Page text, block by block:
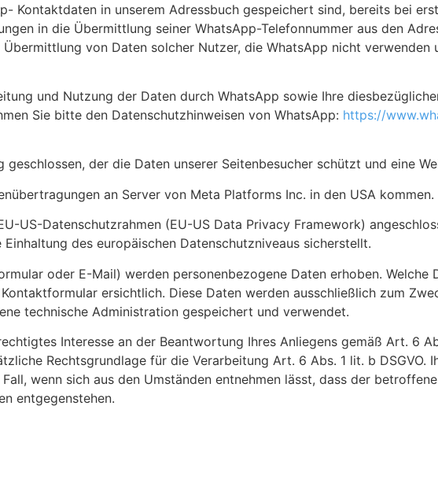
Kontaktdaten in unserem Adressbuch gespeichert sind, bereits bei
in die Übermittlung seiner WhatsApp-Telefonnummer aus den
von Daten solcher Nutzer, die WhatsApp nicht verwenden
und Nutzung der Daten durch WhatsApp sowie Ihre
Sie bitte den Datenschutzhinweisen von WhatsApp: https://
der die Daten unserer Seitenbesucher schützt und eine
an Server von Meta Platforms Inc. in den USA kommen.
US-Datenschutzrahmen (EU-US Data Privacy Framework)
des europäischen Datenschutzniveaus sicherstellt.
oder E-Mail) werden personenbezogene Daten erhoben. Welche
ersichtlich. Diese Daten werden ausschließlich zum
technische Administration gespeichert und verwendet.
Interesse an der Beantwortung Ihres Anliegens gemäß Art. 6
Rechtsgrundlage für die Verarbeitung Art. 6 Abs. 1 lit. b DSGVO.
wenn sich aus den Umständen entnehmen lässt, dass der
entgegenstehen.